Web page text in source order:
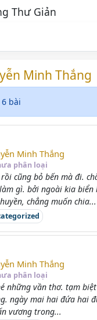
Thư Giản
Minh Thắng
bài
Minh Thắng
phân loại
rồi cũng bỏ bến mà đi.
gì. bởi ngoài kia biển
chẳng muốn chia...
Minh Thắng
phân loại
những vần thơ. tạm
ngày mai hai đứa hai
vương trong...